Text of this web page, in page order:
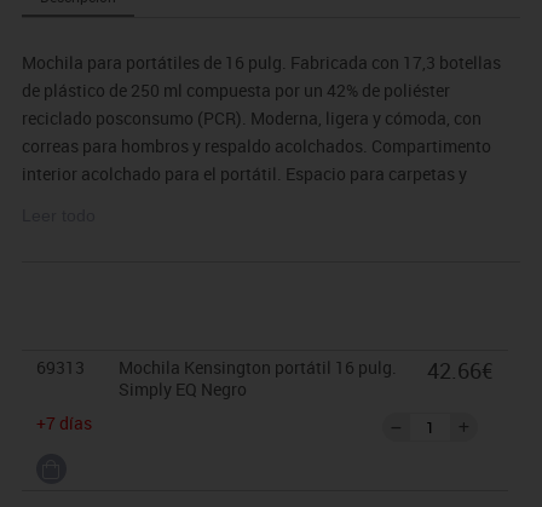
Mochila para portátiles de 16 pulg. Fabricada con 17,3 botellas
de plástico de 250 ml compuesta por un 42% de poliéster
reciclado posconsumo (PCR). Moderna, ligera y cómoda, con
correas para hombros y respaldo acolchados. Compartimento
interior acolchado para el portátil. Espacio para carpetas y
69313
Mochila Kensington portátil 16 pulg.
Simply EQ Negro
+7 días
42.66€